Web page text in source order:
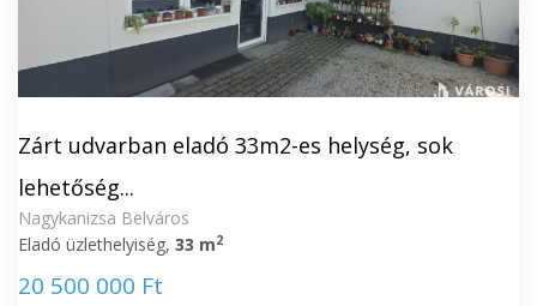
Zárt udvarban eladó 33m2-es helység, sok
lehetőség...
Nagykanizsa Belváros
Eladó üzlethelyiség, 33 m2
20 500 000 Ft